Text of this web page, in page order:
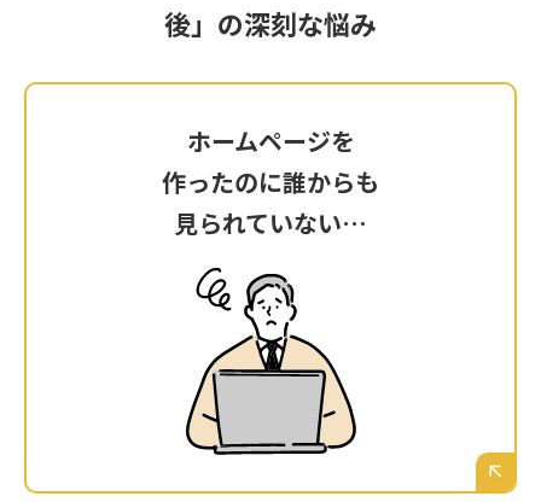
後」の深刻な悩み
ホームページを
作ったのに誰からも
見られていない…
ホームページを
作ったのに誰からも
見られていない…
Googleアナリティクス（アクセス解析）をたま
に開いてみても、訪問者数はほぼゼロ。広島の
知人以外、一体誰が見ているのだろうか…と不